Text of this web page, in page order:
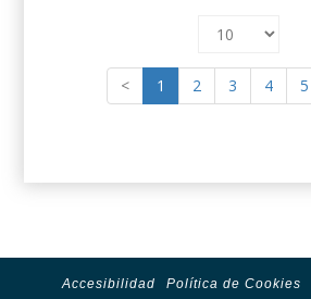
< 1 2 3 4 5
Accesibilidad Política de Cookies